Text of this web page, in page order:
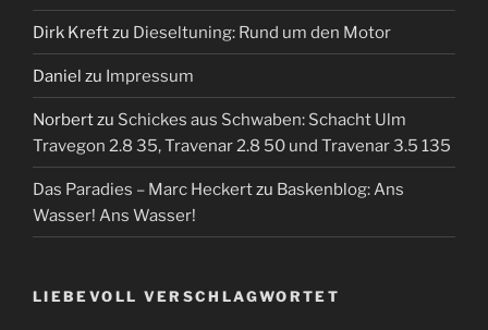
Dirk Kreftzu Dieseltuning: Rund um den Motor
Daniel zu Impressum
Norbertzu Schickes aus Schwaben: Schacht Ulm
Travegon 2.8 35, Travenar 2.8 50 und Travenar 3.5 135
Das Paradies – Marc Heckertzu Baskenblog: Ans
Wasser! Ans Wasser!
LIEBEVOLL VERSCHLAGWORTET